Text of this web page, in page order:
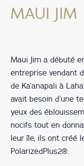
MAUI JIM
Maui Jim a débuté
entreprise vendant
de Ka’anapali à
avait besoin d’une
yeux des
nocifs tout en
leur île, ils ont créé
PolarizedPlus2®.